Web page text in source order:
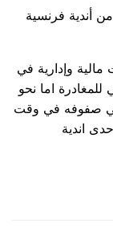
أندية فرنسية
مالية وإدارية في
للمغادرة اما نحو
صفوفه في وقت
اندية